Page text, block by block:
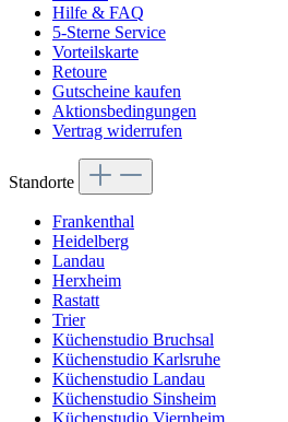
Beratung
Kontakt
Hilfe & FAQ
5-Sterne Service
Vorteilskarte
Retoure
Gutscheine kaufen
Vertrag widerrufen
Standorte
Frankenthal
Heidelberg
Landau
Herxheim
Rastatt
Trier
Küchenstudio Bruchsal
Küchenstudio Karlsruhe
Küchenstudio Landau